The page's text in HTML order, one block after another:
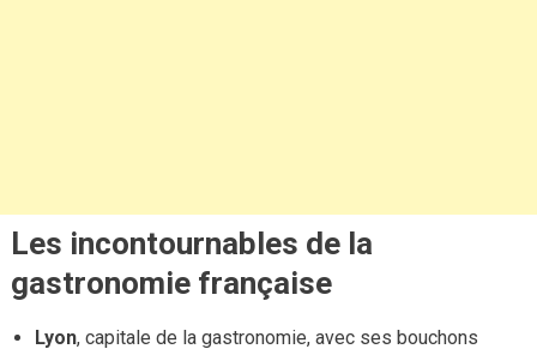
Les incontournables de la
gastronomie française
Lyon, capitale de la gastronomie, avec ses bouchons